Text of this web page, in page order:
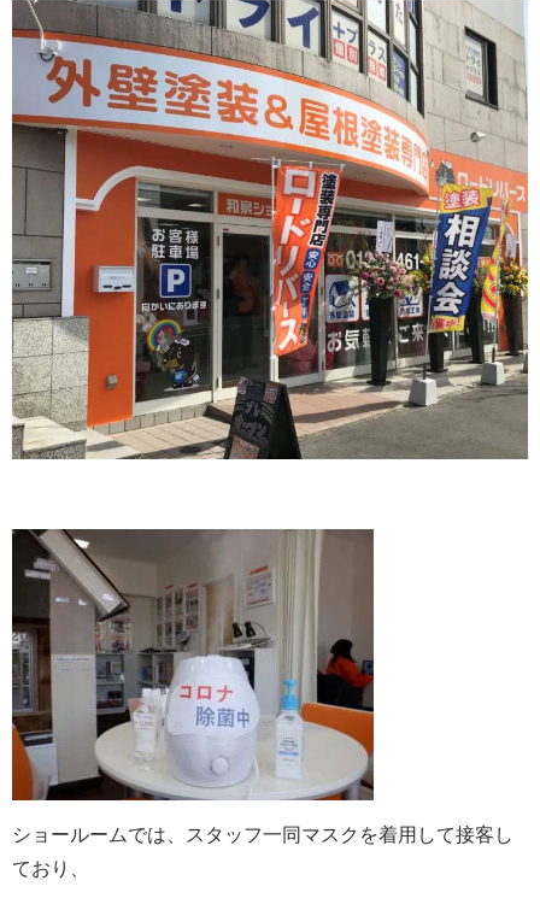
ショールームでは、スタッフ一同マスクを着用して接客し
ており、